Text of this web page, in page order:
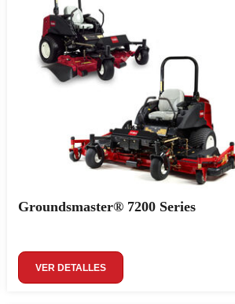
Groundsmaster® 7200 Series
VER DETALLES